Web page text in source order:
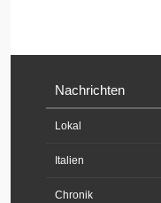
Nachrichten
Lokal
Italien
Chronik